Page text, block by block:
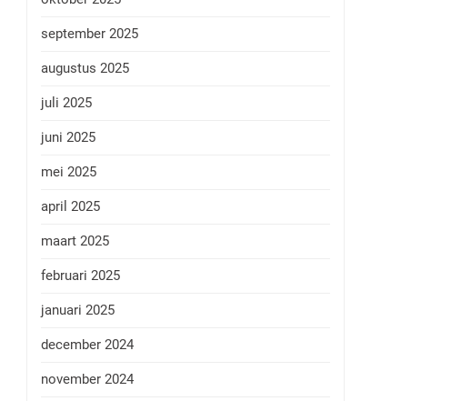
september 2025
augustus 2025
juli 2025
juni 2025
mei 2025
april 2025
maart 2025
februari 2025
januari 2025
december 2024
november 2024